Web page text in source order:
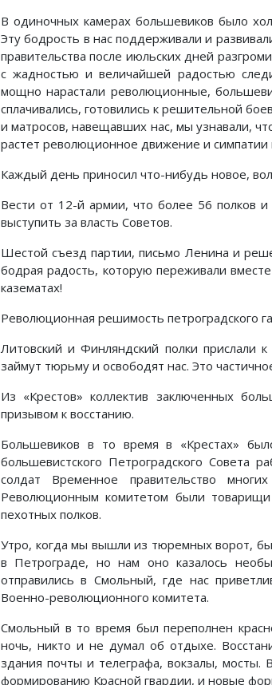
В одиночных камерах большевиков было
Эту бодрость в нас поддерживали и
правительства после июльских дней
с жадностью и величайшей радостью
мощно нарастали революционные,
сплачивались, готовились к решительной
и матросов, навещавших нас, мы узнавали,
растет революционное движение и симпатии
Каждый день приносил что-нибудь новое,
Вести от 12-й армии, что более 56 полков
выступить за власть Советов.
Шестой съезд партии, письмо Ленина и
бодрая радость, которую переживали
казематах!
Революционная решимость петроградского
Литовский и Финляндский полки прислали
займут тюрьму и освободят нас. Это
Из «Крестов» коллектив заключенных
призывом к восстанию.
Большевиков в то время в «Крестах»
большевистского Петроградского Совета
солдат Временное правительство
Революционным комитетом были
пехотных полков.
Утро, когда мы вышли из тюремных ворот,
в Петрограде, но нам оно казалось
отправились в Смольный, где нас
Военно-революционного комитета.
Смольный в то время был переполнен
ночь, никто и не думал об отдыхе.
здания почты и телеграфа, вокзалы, мосты.
формированию Красной гвардии, и новые